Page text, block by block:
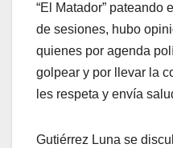
“El Matador” pateando
de sesiones, hubo
quienes por agenda
golpear y por llevar la
les respeta y envía
Gutiérrez Luna se